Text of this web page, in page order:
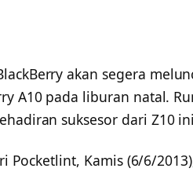
akan segera
A10 pada liburan natal.
suksesor dari Z10
Pocketlint, Kamis (6/6/